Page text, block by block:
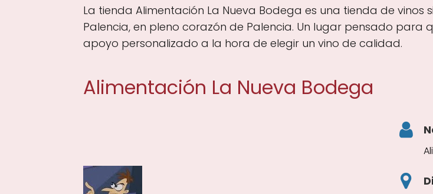
La tienda Alimentación La Nueva Bodega es una tienda de vinos
Palencia, en pleno corazón de Palencia. Un lugar pensado para
apoyo personalizado a la hora de elegir un vino de calidad.
Alimentación La Nueva Bodega